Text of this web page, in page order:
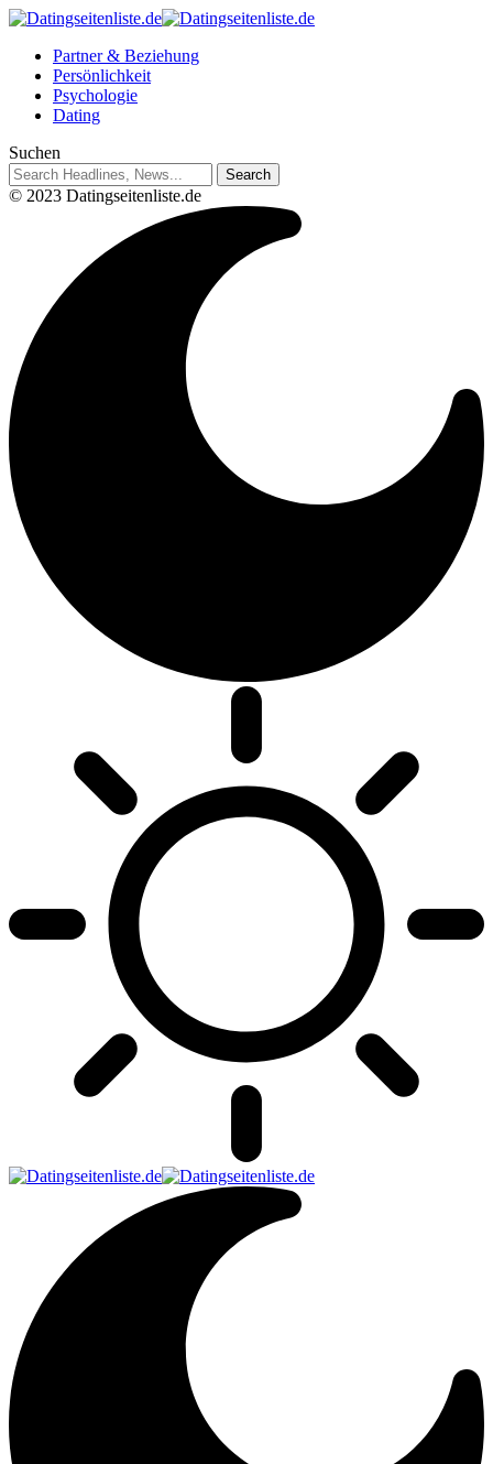
Partner & Beziehung
Persönlichkeit
Psychologie
Dating
Suchen
© 2023 Datingseitenliste.de